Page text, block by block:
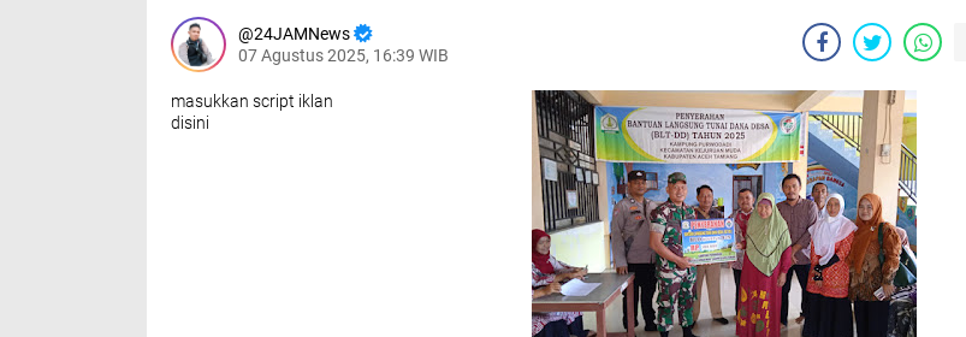
24JAMNews
07 Agustus 2025, 16:39 WIB
masukkan script iklan
disini